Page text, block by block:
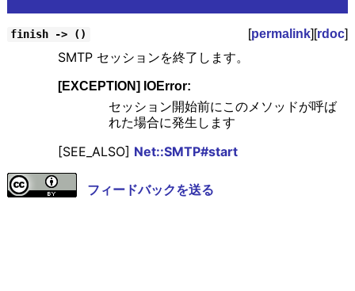
finish -> () [permalink][rdoc]
SMTP セッションを終了します。
[EXCEPTION] IOError:
セッション開始前にこのメソッドが呼ば
れた場合に発生します
[SEE_ALSO] Net::SMTP#start
フィードバックを送る